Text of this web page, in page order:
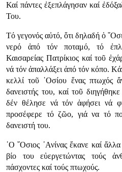
Καί πάντες ἐξεπλάγησαν καί
Του.
Τό γεγονός αὐτό, ὅτι δηλαδή ὁ
νερό ἀπό τόν ποταμό, τό
Καισαρείας Πατρίκιος καί τοῦ
νά τόν ἀπαλλάξει ἀπό τόν κόπο.
κελλί τοῦ ῾Οσίου ἕνας πτωχός
δανειστής του, καί τοῦ
δέν θέλησε νά τόν ἀφήσει νά
προσέφερε τό ζῶο, γιά να τό
δανειστή του.
῾Ο ῞Οσιος ᾿Ανίνας ἔκανε καί
βίο του εὐεργετώντας τούς
πάσχοντες καί τούς πτωχούς.